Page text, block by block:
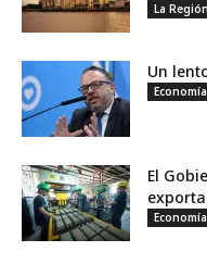
La Región
Un
Economía
El
Economía